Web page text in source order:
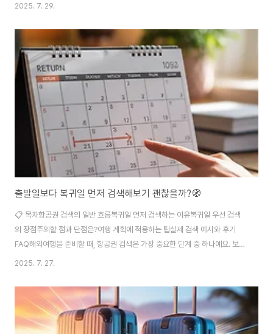
간’이 될 수 있답니다. 많은 여행자들이 이 시간대를 피해 가는 경향이 있어서,
오히려 조용하고 여유 있는 여행을 즐길 수 있는 기회가 되기도 해요. 저가 항공
부터 대형 항공사까지, 이 시간대의 항공권은 생각보다 다양하고 매력적인 선
택지가 많답니다.그럼 이제부터 실제로 왜 이 시간대가 저렴한지, 어떤 장점이
있는지, 어떻게 하면 똑..
2025. 7. 29.
출발일보다 복귀일 먼저 검색해보기 괜찮을까?🧭
📋 목차항공권 검색의 일반 흐름복귀일 먼저 검색하는 이유복귀일 우선 검색
의 장점주의할 점과 단점은?여행 계획에 적용하는 팁실제 검색 예시와 후기
FAQ해외여행을 준비할 때, 항공권 검색은 가장 중요한 단계 중 하나예요. 보통
은 출발일을 먼저 정한 후 복귀일을 확인하죠. 하지만 요즘은 그 반대 순서로 검
효율적으로 맞추는 데 유리하거든요. "출발일보다 복귀일 먼저 검색하면 뭐가
다를까?"라고 의문이 들 수도 있어요. 이 방식은 특히 저렴한 항공권을 찾고 싶
은 분들이 애용하는 꿀팁이기도 하답니다. 복귀일이 피크 시즌과 겹치는 경우,
전체 일정에 영향을 줄 수 있기 때문에 먼저 파악하는 게 유리할 때가 많아요.
2025. 7. 27.